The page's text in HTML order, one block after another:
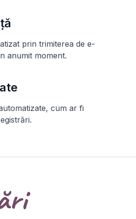
prin trimiterea de e-
anumit moment.
cum ar fi